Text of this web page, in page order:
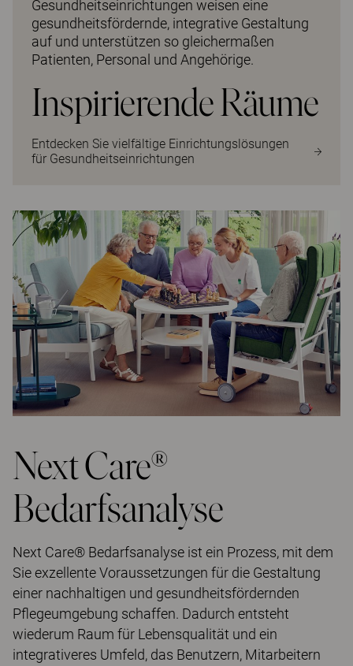
Gesundheitseinrichtungen weisen eine
gesundheitsfördernde, integrative Gestaltung
auf und unterstützen so gleichermaßen
Patienten, Personal und Angehörige.
Inspirierende Räume
Entdecken Sie vielfältige Einrichtungslösungen
für Gesundheitseinrichtungen
Next Care®
Bedarfsanalyse
Next Care® Bedarfsanalyse ist ein Prozess, mit dem
Sie exzellente Voraussetzungen für die Gestaltung
einer nachhaltigen und gesundheitsfördernden
Pflegeumgebung schaffen. Dadurch entsteht
wiederum Raum für Lebensqualität und ein
integrativeres Umfeld, das Benutzern, Mitarbeitern